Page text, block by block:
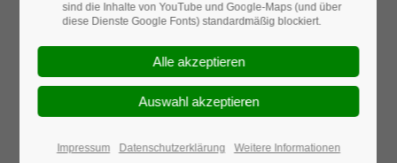
sind die Inhalte von YouTube und Google-Maps (und über
diese Dienste Google Fonts) standardmäßig blockiert.
Impressum Datenschutzerklärung Weitere Informationen
Dass sich Pflanzen ökologische Nischen suchen, ist ja
bekannt. Der Ehrenpreis aber hat sich sogar farblich
spezialisiert: Blaue Blüten sind in der Natur eine absolute
Rarität und viele Ehrenpreis-Sorten kommen diesem selten
erreichten Züchtungsziel zumindest verblüffend nahe. Lob,
aufgrund der vielen fantastischen Blautöne und den nicht